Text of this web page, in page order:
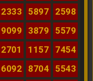
2333 5897
2598
9099 3879
5579
2701 1157
7454
6092 8704
5543